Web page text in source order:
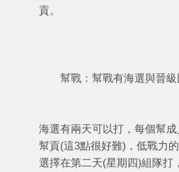
貢。
幫戰：幫戰有海選與晉級
海選有兩天可以打，每個幫
幫貢(這3點很好難)，低戰力
選擇在第二天(星期四)組隊打